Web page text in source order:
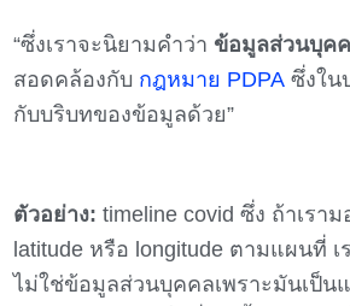
“ซึ่งเราจะนิยามคำว่า ข้อมูลส่วนบุค
สอดคล้องกับ กฎหมาย PDPAซึ่งใน
กับบริบทของข้อมูลด้วย”
ตัวอย่าง: timeline covid ซึ่ง ถ้าเรา
latitude หรือ longitude ตามแผนที่ เ
ไม่ใช่ข้อมูลส่วนบุคคลเพราะมันเป็น